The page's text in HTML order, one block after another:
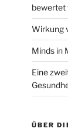
bewertet
Wirkung
Minds in
Eine
ÜBER